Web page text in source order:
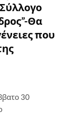
Θα
που
30